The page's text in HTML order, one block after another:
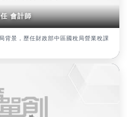
會計師
背景，歷任財政部中區國稅局營業稅課